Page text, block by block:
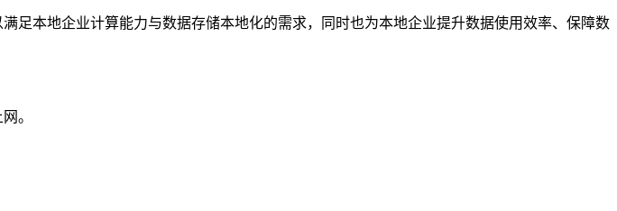
足本地企业计算能力与数据存储本地化的需求，同时也为本地企业提升数据使用效率、保障数
。